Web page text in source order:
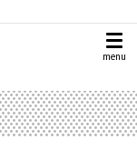
menu